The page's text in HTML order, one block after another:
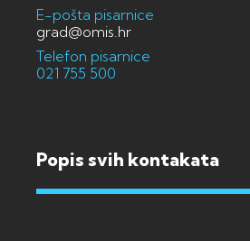
E-pošta pisarnice
grad@omis.hr
Telefon pisarnice
021 755 500
Popis svih kontakata